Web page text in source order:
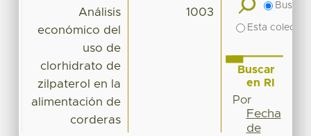
Análisis
económico del
uso de
clorhidrato de
zilpaterol en la
alimentación de
corderas
1003
Buscar
Esta
Buscar
en RI
Por
Fecha
de